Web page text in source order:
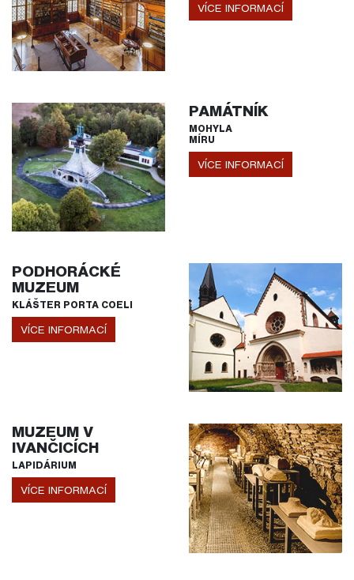
VÍCE INFORMACÍ
PAMÁTNÍK
MOHYLA
MÍRU
VÍCE INFORMACÍ
PODHORÁCKÉ
MUZEUM
KLÁŠTER PORTA COELI
VÍCE INFORMACÍ
MUZEUM V
IVANČICÍCH
LAPIDÁRIUM
VÍCE INFORMACÍ